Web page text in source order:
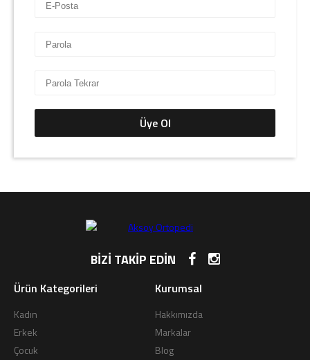
İndirim
Giriş Yap
Sipariş Takibi
Üye Ol
BİZİ TAKİP EDİN
Ürün Kategorileri
Kadın
Erkek
Çocuk
Kurumsal
Hakkımızda
Markalar
Blog